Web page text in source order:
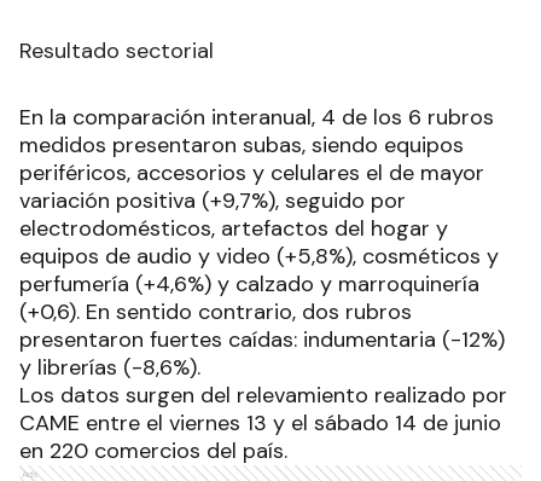
Resultado sectorial
En la comparación interanual, 4 de los 6 rubros
medidos presentaron subas, siendo equipos
periféricos, accesorios y celulares el de mayor
variación positiva (+9,7%), seguido por
electrodomésticos, artefactos del hogar y
equipos de audio y video (+5,8%), cosméticos y
perfumería (+4,6%) y calzado y marroquinería
(+0,6). En sentido contrario, dos rubros
presentaron fuertes caídas: indumentaria (-12%)
y librerías (-8,6%).
Los datos surgen del relevamiento realizado por
CAME entre el viernes 13 y el sábado 14 de junio
en 220 comercios del país.
Ads